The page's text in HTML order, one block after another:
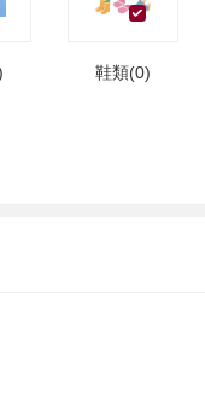
鞋類(0)